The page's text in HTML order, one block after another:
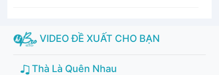
VIDEO ĐỀ XUẤT CHO BẠN
Thà Là Quên Nhau